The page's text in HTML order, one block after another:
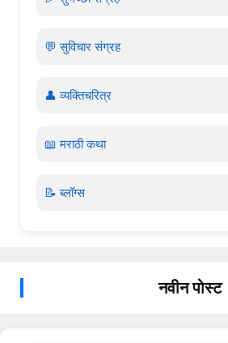
💬 सुविचार संग्रह
👤 व्यक्तिचरित्र
📖 मराठी कथा
📝 ब्लॉग्स
नवीन पोस्ट